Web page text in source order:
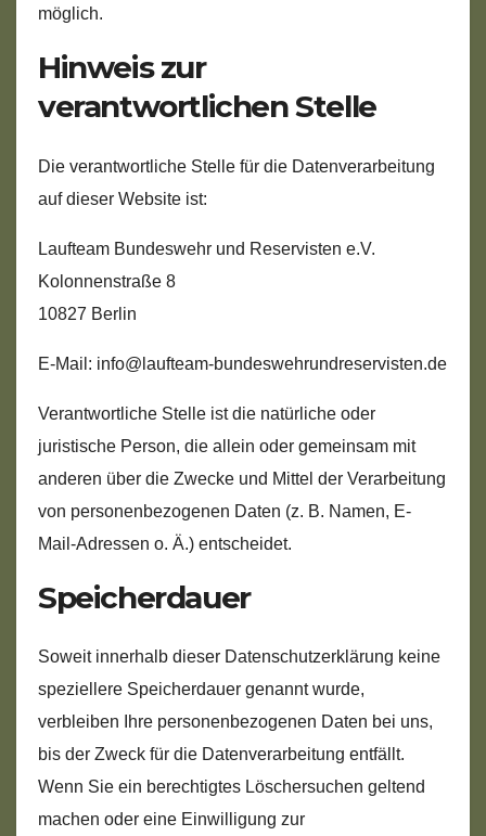
möglich.
Hinweis zur
verantwortlichen Stelle
Die verantwortliche Stelle für die Datenverarbeitung
auf dieser Website ist:
Laufteam Bundeswehr und Reservisten e.V.
Kolonnenstraße 8
10827 Berlin
E-Mail: info@laufteam-bundeswehrundreservisten.de
Verantwortliche Stelle ist die natürliche oder
juristische Person, die allein oder gemeinsam mit
anderen über die Zwecke und Mittel der Verarbeitung
von personenbezogenen Daten (z. B. Namen, E-
Mail-Adressen o. Ä.) entscheidet.
Speicherdauer
Soweit innerhalb dieser Datenschutzerklärung keine
speziellere Speicherdauer genannt wurde,
verbleiben Ihre personenbezogenen Daten bei uns,
bis der Zweck für die Datenverarbeitung entfällt.
Wenn Sie ein berechtigtes Löschersuchen geltend
machen oder eine Einwilligung zur